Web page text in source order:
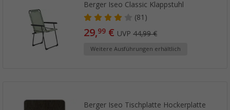
Berger Iseo Classic Klappstuhl
(81)
29,99 € UVP44,99 €
Weitere Ausführungen erhältlich
Berger Iseo Tischplatte Hockerplatte